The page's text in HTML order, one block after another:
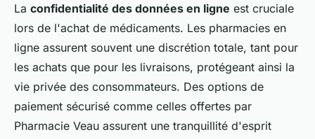
La confidentialité des données en ligne est cruciale
lors de l'achat de médicaments. Les pharmacies en
ligne assurent souvent une discrétion totale, tant pour
les achats que pour les livraisons, protégeant ainsi la
vie privée des consommateurs. Des options de
paiement sécurisé comme celles offertes par
Pharmacie Veau assurent une tranquillité d'esprit